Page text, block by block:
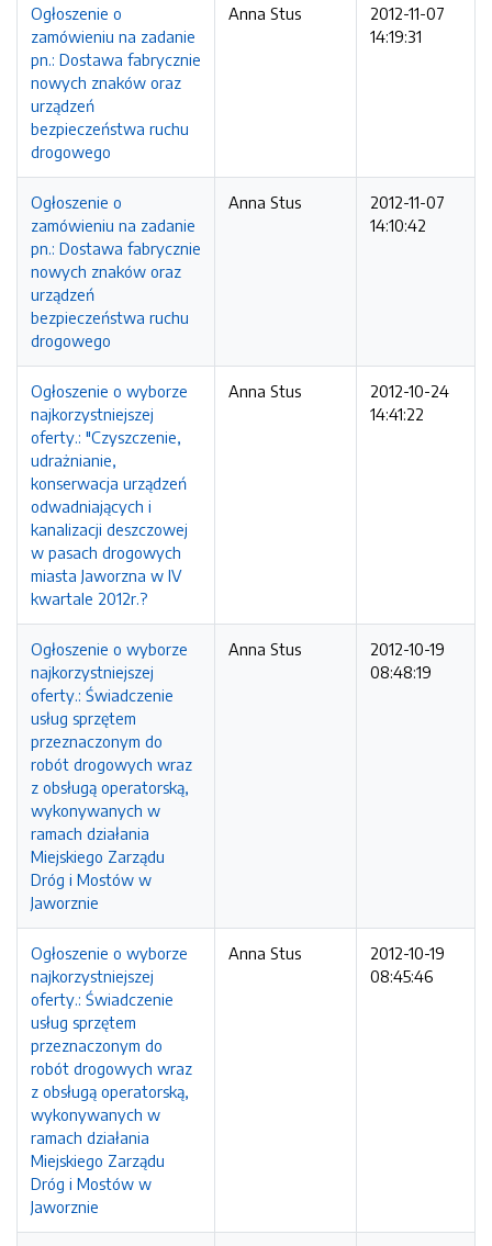
Ogłoszenie o
zamówieniu na zadanie
pn.: Dostawa fabrycznie
nowych znaków oraz
urządzeń
bezpieczeństwa ruchu
drogowego
Anna Stus
2012-11-07
14:19:31
Ogłoszenie o
zamówieniu na zadanie
pn.: Dostawa fabrycznie
nowych znaków oraz
urządzeń
bezpieczeństwa ruchu
drogowego
Anna Stus
2012-11-07
14:10:42
Ogłoszenie o wyborze
najkorzystniejszej
oferty.: "Czyszczenie,
udrażnianie,
konserwacja urządzeń
odwadniających i
kanalizacji deszczowej
w pasach drogowych
miasta Jaworzna w IV
kwartale 2012r.?
Anna Stus
2012-10-24
14:41:22
Ogłoszenie o wyborze
najkorzystniejszej
oferty.: Świadczenie
usług sprzętem
przeznaczonym do
robót drogowych wraz
z obsługą operatorską,
wykonywanych w
ramach działania
Miejskiego Zarządu
Dróg i Mostów w
Jaworznie
Anna Stus
2012-10-19
08:48:19
Ogłoszenie o wyborze
najkorzystniejszej
oferty.: Świadczenie
usług sprzętem
przeznaczonym do
robót drogowych wraz
z obsługą operatorską,
wykonywanych w
ramach działania
Miejskiego Zarządu
Dróg i Mostów w
Jaworznie
Anna Stus
2012-10-19
08:45:46